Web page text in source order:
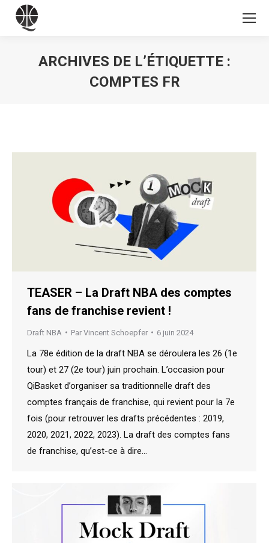
ARCHIVES DE L’ÉTIQUETTE :
COMPTES FR
TEASER – La Draft NBA des comptes
fans de franchise revient !
Draft NBA Par Vincent Schoepfer 6 juin 2024
La 78e édition de la draft NBA se déroulera les 26 (1e
tour) et 27 (2e tour) juin prochain. L’occasion pour
QiBasket d’organiser sa traditionnelle draft des
comptes français de franchise, qui revient pour la 7e
fois (pour retrouver les drafts précédentes : 2019,
2020, 2021, 2022, 2023). La draft des comptes fans
de franchise, qu’est-ce à dire…